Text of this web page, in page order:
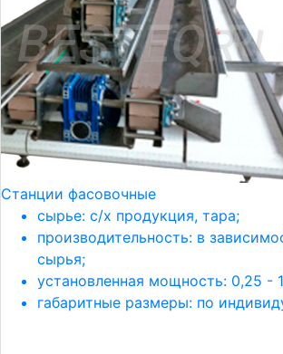
Станции фасовочные
сырье: с/х продукция, тара;
производительность: в
сырья;
установленная мощность: 0,25 -
габаритные размеры: по